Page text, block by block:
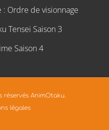
: Ordre de visionnage
Tensei Saison 3
Saison 4
réservés AnimOtaku.
légales